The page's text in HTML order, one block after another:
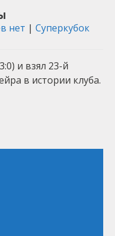
нет | Суперкубок
и взял 23-й
в истории клуба.